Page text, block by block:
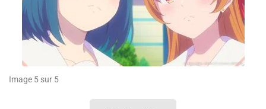
Image 5 sur 5